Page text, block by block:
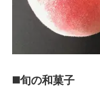
◼️旬の和菓子